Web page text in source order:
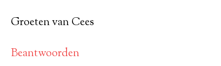
Groeten van Cees
Beantwoorden